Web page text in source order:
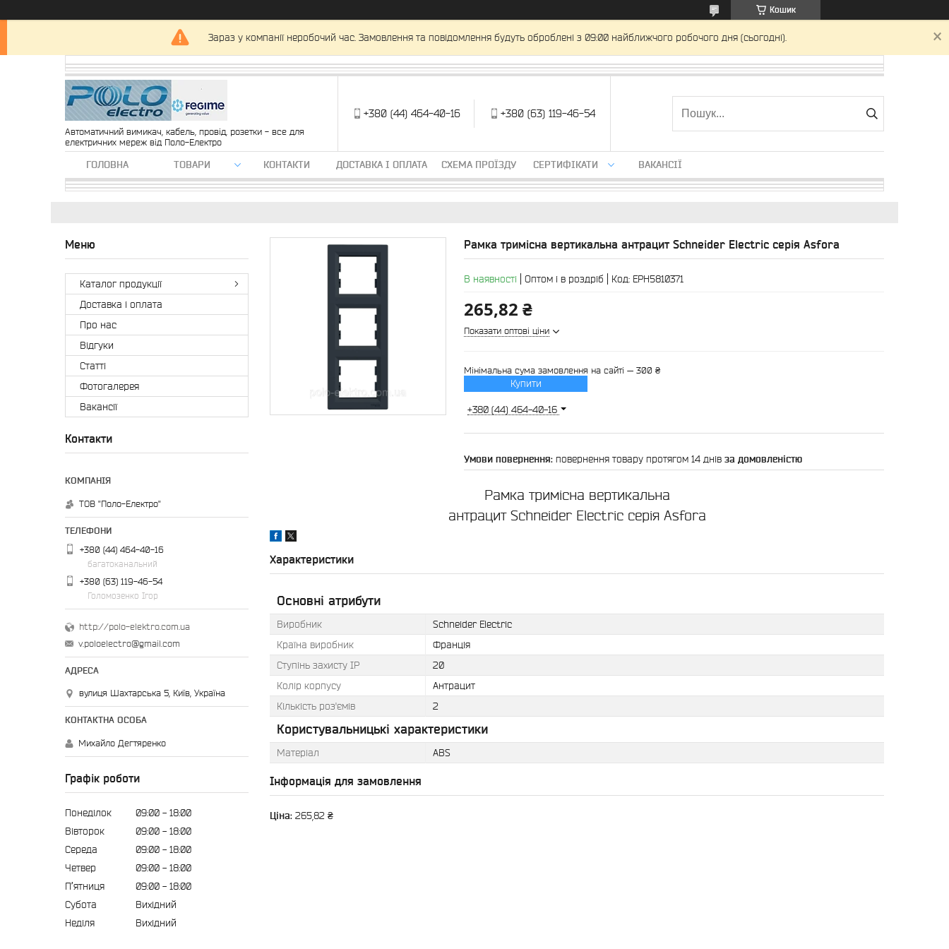
Кошик
Зараз у компанії неробочий час. Замовлення та повідомлення будуть оброблені з 09:00 найближчого робочого дня (сьогодні).
Автоматичний вимикач, кабель, провід, розетки - все для
електричних мереж від Поло-Електро
+380 (44) 464-40-16 +380 (63) 119-46-54
ГОЛОВНА ТОВАРИ КОНТАКТИ ДОСТАВКА І ОПЛАТА СХЕМА ПРОЇЗДУ СЕРТИФІКАТИ ВАКАНСІЇ
Рамка тримісна вертикальна антрацит Schneider Electric серія Asfora
В наявності Оптом і в роздріб Код: EPH5810371
265,82 ₴
Показати оптові ціни
Мінімальна сума замовлення на сайті — 300 ₴
Купити
+380 (44) 464-40-16
повернення товару протягом 14 днів за домовленістю
Рамка тримісна вертикальна
антрацит Schneider Electric серія Asfora
Характеристики
Основні атрибути
Виробник
Schneider Electric
Країна виробник
Франція
Ступінь захисту IP
20
Колір корпусу
Антрацит
Кількість роз'ємів
2
Користувальницькі характеристики
Матеріал АВЅ
Інформація для замовлення
Ціна: 265,82 ₴
Каталог продукції
Доставка і оплата
Про нас
Відгуки
Статті
Фотогалерея
Вакансії
Контакти
ТОВ "Поло-Електро"
+380 (44) 464-40-16
багатоканальний
+380 (63) 119-46-54
Голомозенко Ігор
http://polo-elektro.com.ua
v.poloelectro@gmail.com
вулиця Шахтарська 5, Київ, Україна
Михайло Дегтяренко
Графік роботи
Понеділок 09:00
18:00
Вівторок
09:00
18:00
Середа
09:00
18:00
Четвер
09:00
18:00
Пʼятниця
09:00
18:00
Субота
Вихідний
Неділя
Вихідний